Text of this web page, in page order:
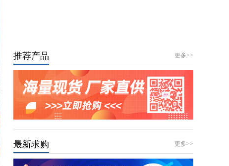
推荐产品 更多>>
最新求购 更多>>